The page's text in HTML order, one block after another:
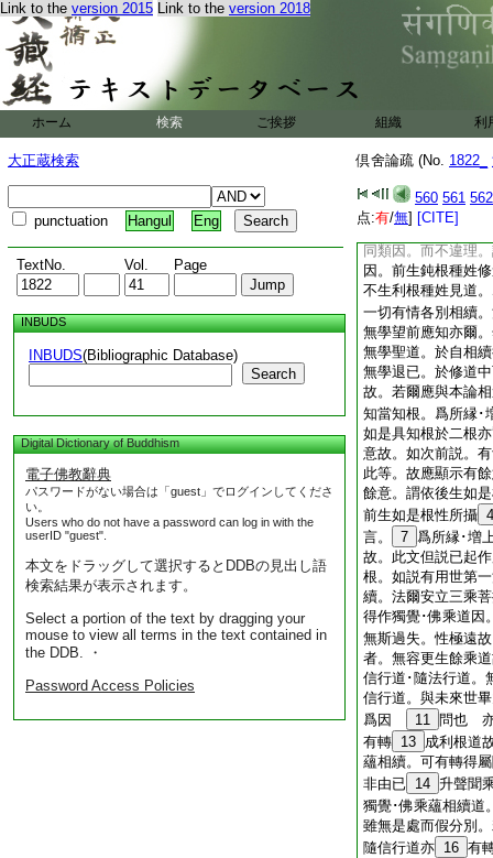
Link to the version 2015 Link to the version 2018
ホーム 検索 ご挨拶 組織 利
大正蔵検索
punctuation Hangul Eng
TextNo. Vol. Page
INBUDS
INBUDS(Bibliographic Database)
Search
Digital Dictionary of Buddhism
電子佛教辭典
パスワードがない場合は「guest」でログインしてくださ
い。
Users who do not have a password can log in with the
userID "guest".
本文をドラッグして選択するとDDBの見出し語
検索結果が表示されます。
Select a portion of the text by dragging your
mouse to view all terms in the text contained in
the DDB. ・
Password Access Policies
倶舍論疏 (No. 1822_
560 561 562
点:有/無] [CITE]
依餘定九地聖道爲
初･二定九地聖道
至。若依無所有處
所有處九地聖道爲
初定聖道。餘定聖
當廣思擇｣ 論。
此明三道爲因異
同類因。此明利･鈍
諸已生見道･修道･
三･二･一爲同類因
如何後生勝無漏道
同類因。而不違理
因。前生鈍根種姓
不生利根種姓見道
一切有情各別相續
無學望前應知亦爾
無學聖道。於自相
無學退已。於修道
故。若爾應與本論
知當知根。爲所縁･
如是具知根於二根
意故。如次前説。
此等。故應顯示有
餘意。謂依後生如
前生如是根性所攝 4
言。
7 爲所縁･増
故。此文但説已起
根。如説有用世第
續。法爾安立三乘
得作獨覺･佛乘道因
無斯過失。性極遠
者。無容更生餘乘
信行道･隨法行道。
信行道。與未來世
爲因
11 問也
有轉 13 成利根道
蘊相續。可有轉得
非由已 14 升聲聞
獨覺･佛乘蘊相續道
雖無是處而假分別
隨信行道亦 16 有